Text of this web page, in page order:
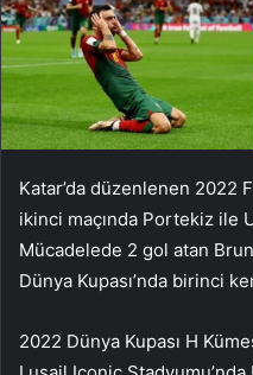
Katar’da düzenlenen 2022
ikinci maçında Portekiz ile
Mücadelede 2 gol atan
Dünya Kupası’nda birinci
2022 Dünya Kupası H